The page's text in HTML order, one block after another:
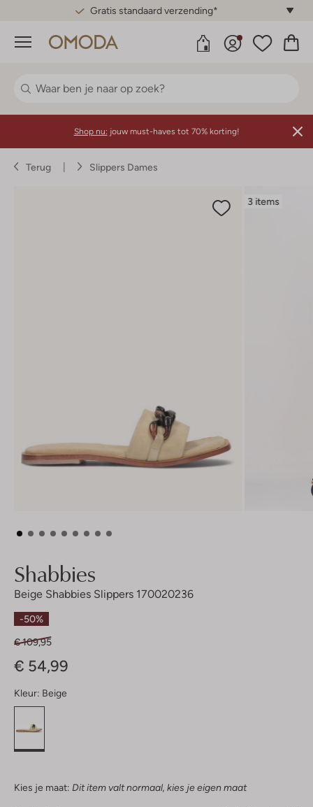
Gratis standaard verzending*
Menu
Shop nu: jouw must-haves tot 70% korting!
Terug Slippers Dames
3 items
Shabbies
Beige Shabbies Slippers 170020236
-50%
€ 109,95
€ 54,99
Kleur: Beige
Kies je maat: Dit item valt normaal, kies je eigen maat